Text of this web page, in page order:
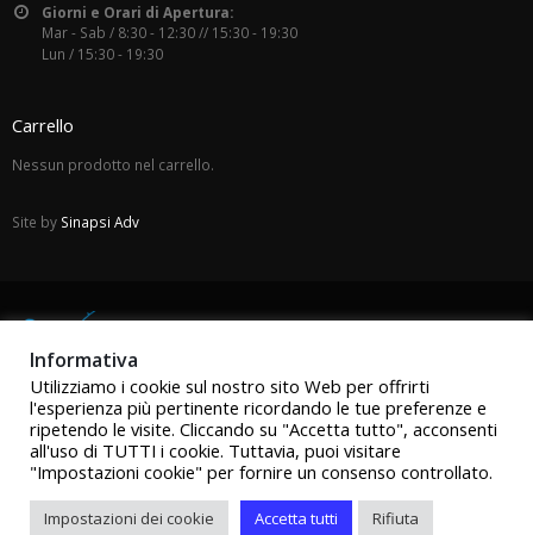
Giorni e Orari di Apertura:
Mar - Sab / 8:30 - 12:30 // 15:30 - 19:30
Lun / 15:30 - 19:30
Carrello
Nessun prodotto nel carrello.
Site by Sinapsi Adv
Informativa
Utilizziamo i cookie sul nostro sito Web per offrirti
l'esperienza più pertinente ricordando le tue preferenze e
ripetendo le visite. Cliccando su "Accetta tutto", acconsenti
all'uso di TUTTI i cookie. Tuttavia, puoi visitare
"Impostazioni cookie" per fornire un consenso controllato.
Impostazioni dei cookie Accetta tutti Rifiuta